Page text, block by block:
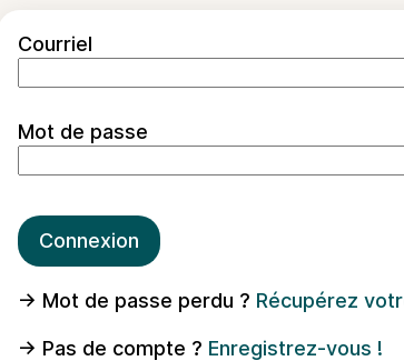
Courriel
Mot de passe
Connexion
→ Mot de passe perdu ? Récupérez
→ Pas de compte ? Enregistrez-vous !